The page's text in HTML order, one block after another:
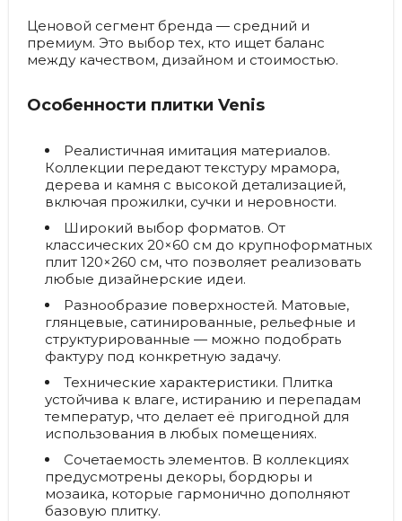
Ценовой сегмент бренда — средний и
премиум. Это выбор тех, кто ищет баланс
между качеством, дизайном и стоимостью.
Особенности плитки Venis
Реалистичная имитация материалов.
Коллекции передают текстуру мрамора,
дерева и камня с высокой детализацией,
включая прожилки, сучки и неровности.
Широкий выбор форматов. От
классических 20×60 см до крупноформатных
плит 120×260 см, что позволяет реализовать
любые дизайнерские идеи.
Разнообразие поверхностей. Матовые,
глянцевые, сатинированные, рельефные и
структурированные — можно подобрать
фактуру под конкретную задачу.
Технические характеристики. Плитка
устойчива к влаге, истиранию и перепадам
температур, что делает её пригодной для
использования в любых помещениях.
Сочетаемость элементов. В коллекциях
предусмотрены декоры, бордюры и
мозаика, которые гармонично дополняют
базовую плитку.